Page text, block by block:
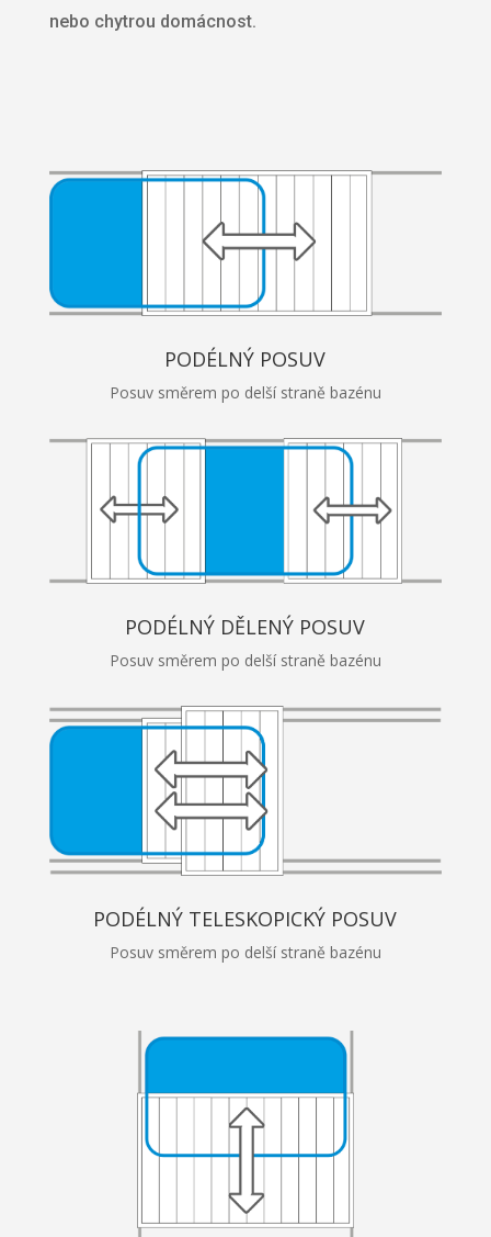
nebo chytrou domácnost.
PODÉLNÝ POSUV
Posuv směrem po delší straně bazénu
PODÉLNÝ DĚLENÝ POSUV
Posuv směrem po delší straně bazénu
PODÉLNÝ TELESKOPICKÝ POSUV
Posuv směrem po delší straně bazénu